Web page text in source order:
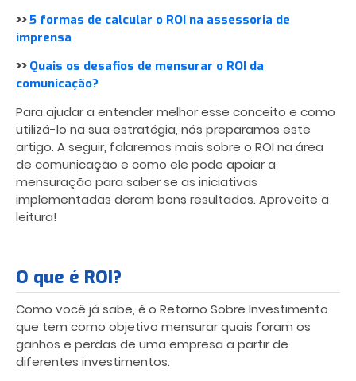
>>5 formas de calcular o ROI na assessoria de
imprensa
>> Quais os desafios de mensurar o ROI da
comunicação?
Para ajudar a entender melhor esse conceito e como
utilizá-lo na sua estratégia, nós preparamos este
artigo. A seguir, falaremos mais sobre o ROI na área
de comunicação e como ele pode apoiar a
mensuração para saber se as iniciativas
implementadas deram bons resultados. Aproveite a
leitura!
O que é ROI?
Como você já sabe, é o Retorno Sobre Investimento
que tem como objetivo mensurar quais foram os
ganhos e perdas de uma empresa a partir de
diferentes investimentos.